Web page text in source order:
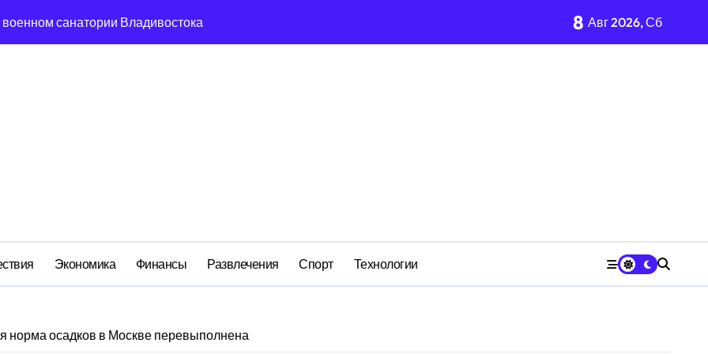
военные изымают спирт «для защиты Отечества»
и маркетплейсы «умывают руки» после ударов по складам Wildberries?
оборонный завод идёт ко дну
с военной продукцией: предприятия обратились в СК
8 Авг 2026, Сб
Экономика Финансы Развлечения Спорт Технологии
норма осадков в Москве перевыполнена